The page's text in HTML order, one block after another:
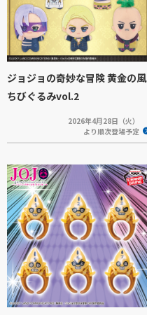
ジョジョの奇妙な冒険 黄金の風
ちびぐるみvol.2
2026年4月28日（火）
より順次登場予定